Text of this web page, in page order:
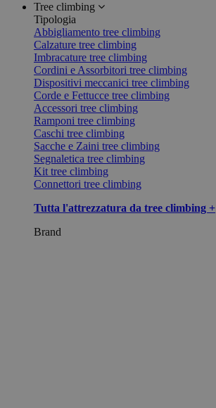
Tree climbing
Tipologia
Abbigliamento tree climbing
Calzature tree climbing
Imbracature tree climbing
Cordini e Assorbitori tree climbing
Dispositivi meccanici tree climbing
Corde e Fettucce tree climbing
Accessori tree climbing
Ramponi tree climbing
Caschi tree climbing
Sacche e Zaini tree climbing
Segnaletica tree climbing
Kit tree climbing
Connettori tree climbing
Tutta l'attrezzatura da tree climbing +
Brand